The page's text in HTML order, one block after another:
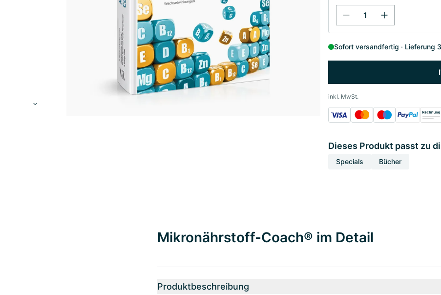
Sofort versandfertig Lieferung
inkl. MwSt.
Dieses Produkt passt zu
Specials Bücher
Mikronährstoff-Coach® im Detail
Produktbeschreibung